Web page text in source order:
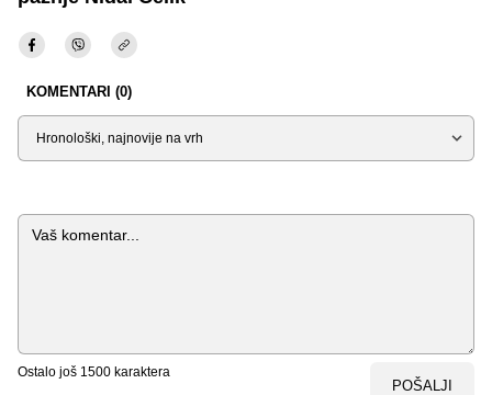
KOMENTARI (0)
Sortiraj
Komentar
Ostalo još 1500 karaktera
POŠALJI